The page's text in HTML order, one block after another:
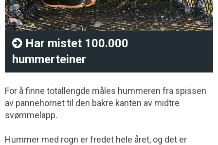
Har mistet 100.000
hummerteiner
For å finne totallengde måles hummeren fra spissen
av pannehornet til den bakre kanten av midtre
svømmelapp.
Hummer med rogn er fredet hele året, og det er